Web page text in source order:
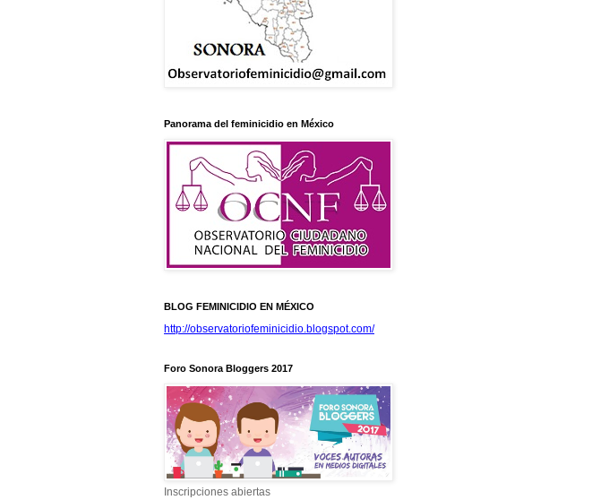
Panorama del feminicidio en México
BLOG FEMINICIDIO EN MÉXICO
http://observatoriofeminicidio.blogspot.com/
Foro Sonora Bloggers 2017
Inscripciones abiertas